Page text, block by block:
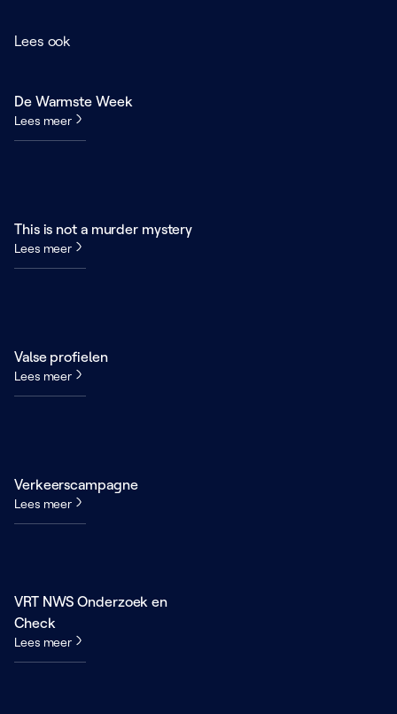
Lees ook
De Warmste Week
Lees meer
This is not a murder mystery
Lees meer
Valse profielen
Lees meer
Verkeerscampagne
Lees meer
VRT NWS Onderzoek en
Check
Lees meer